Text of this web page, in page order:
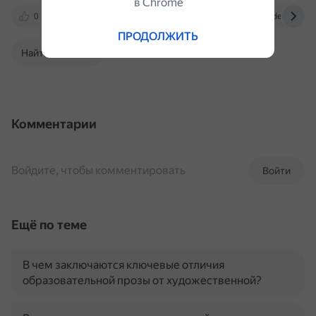
0
Найти в Поиске
Комментарии
Войти
Войдите, чтобы комментировать
Ещё по теме
В чем заключаются ключевые отличия
образовательной прозы от художественной?
ПРОДОЛЖИТЬ